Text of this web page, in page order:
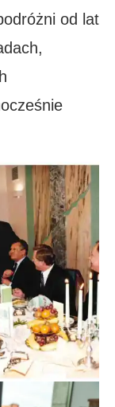
od lat